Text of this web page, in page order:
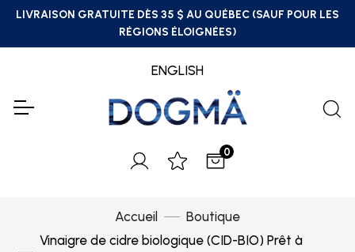
LIVRAISON GRATUITE DÈS 35 $ AU QUÉBEC (SAUF POUR LES
RÉGIONS ÉLOIGNÉES)
ENGLISH
0
Accueil
Boutique
Vinaigre de cidre biologique (CID-BIO) Prêt à